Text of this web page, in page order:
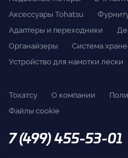
Аксессуары Tohatsu
Адаптеры и переходники
Органайзеры
Система
Устройство для намотки лески
Тохатсу О компании
Файлы cookie
7 (499) 455-53-01